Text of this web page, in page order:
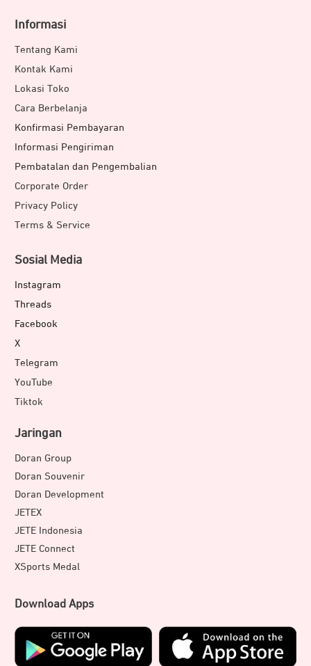
Informasi
Tentang Kami
Kontak Kami
Lokasi Toko
Cara Berbelanja
Konfirmasi Pembayaran
Informasi Pengiriman
Pembatalan dan Pengembalian
Corporate Order
Privacy Policy
Terms & Service
Sosial Media
Instagram
Threads
Facebook
X
Telegram
YouTube
Tiktok
Jaringan
Doran Group
Doran Souvenir
Doran Development
JETEX
JETE Indonesia
JETE Connect
XSports Medal
Download Apps